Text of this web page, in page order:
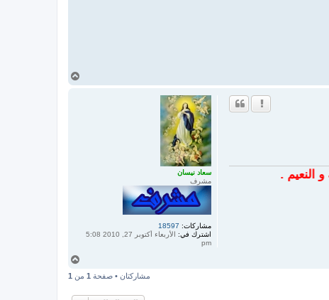
سعاد نيسان
مشرف
مشاركات: 18597
اشترك في:
الأربعاء أكتوبر 27, 2010 5:08
pm
ل
مشاركتان • صفحة 1 من 1